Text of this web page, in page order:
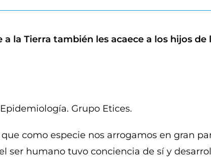
a la Tierra también les acaece a los hijos
Grupo Etices.
como especie nos arrogamos en gran
ser humano tuvo conciencia de sí y